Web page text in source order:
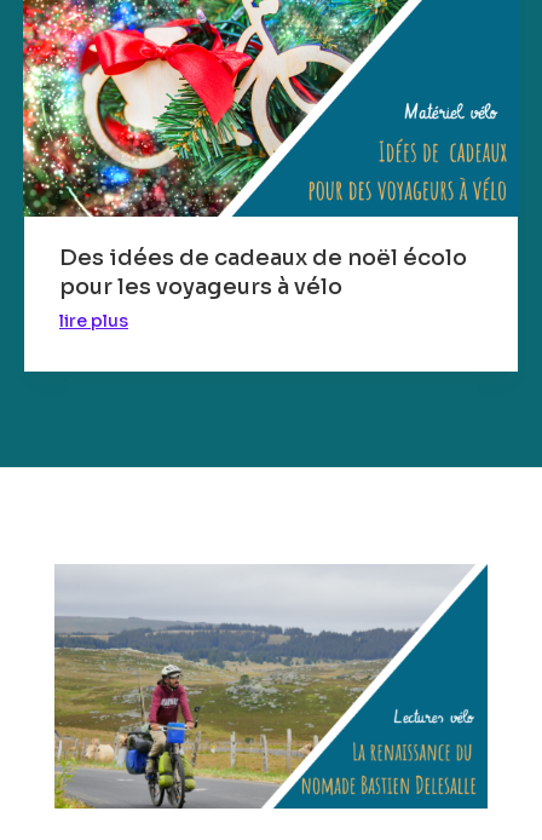
Des idées de cadeaux de noël écolo
pour les voyageurs à vélo
lire plus